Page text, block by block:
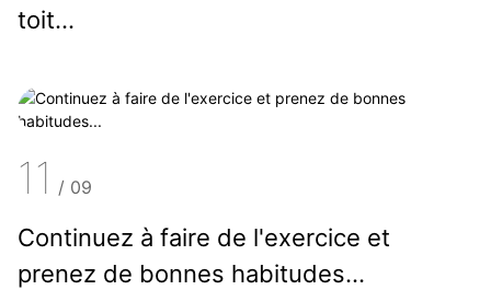
toit...
11 / 09
Continuez à faire de l'exercice et
prenez de bonnes habitudes...